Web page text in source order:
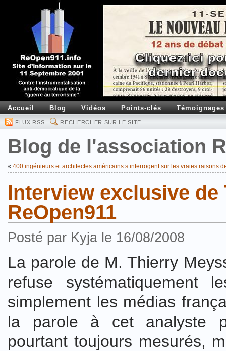
Accueil Blog Vidéos Points-clés Témoignages
FLUX RSS RECHERCHER SUR LE SITE
Blog de l'association
« 400 ingénieurs et architectes américains s’interrogent sur les vraies raisons
Interview exclusive
ReOpen911
Posté par Kyja le 16/08/2008
La parole de M. Thierry
refuse systématiquement
simplement les médias
la parole à cet analyste
pourtant toujours mesurés,